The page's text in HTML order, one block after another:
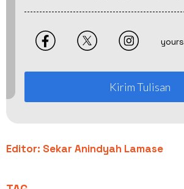
Kirim Tulisan
Editor: Sekar Anindyah Lamase